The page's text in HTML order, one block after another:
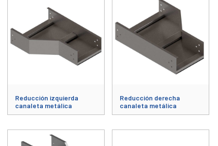
Reducción izquierda
canaleta metálica
Reducción derecha
canaleta metálica